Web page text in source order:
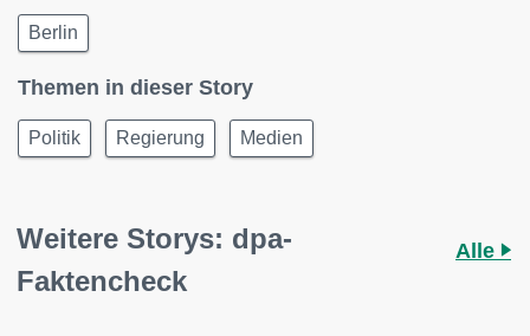
Berlin
Themen in dieser Story
Politik Regierung Medien
Weitere Storys: dpa-
Faktencheck
Alle